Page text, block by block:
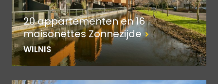
20 appartementen en 16
maisonettes Zonnezijde
WILNIS